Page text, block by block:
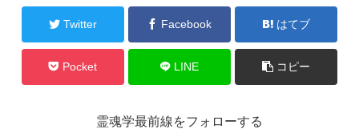
Twitter Facebook はてブ
Pocket LINE コピー
霊魂学最前線をフォローする